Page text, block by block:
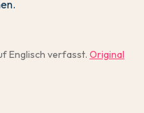
Englisch verfasst. Original